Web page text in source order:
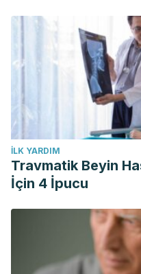
İLK YARDIM
Travmatik Beyin
İçin 4 İpucu